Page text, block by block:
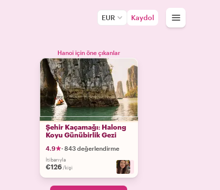
EUR Kaydol
Hanoi için öne çıkanlar
Şehir Kaçamağı: Halong
Koyu Günübirlik Gezi
4.9 · 843 değerlendirme
İtibarıyla
€126 /kişi +4